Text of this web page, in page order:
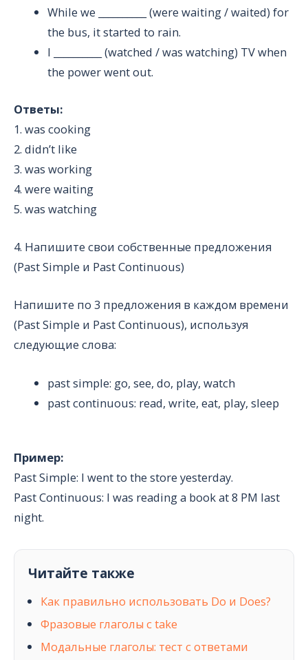
While we __________ (were waiting / waited) for
the bus, it started to rain.
I __________ (watched / was watching) TV when
the power went out.
Ответы:
1. was cooking
2. didn’t like
3. was working
4. were waiting
5. was watching
4. Напишите свои собственные предложения
(Past Simple и Past Continuous)
Напишите по 3 предложения в каждом времени
(Past Simple и Past Continuous), используя
следующие слова:
past simple: go, see, do, play, watch
past continuous: read, write, eat, play, sleep
Пример:
Past Simple: I went to the store yesterday.
Past Continuous: I was reading a book at 8 PM last
night.
Читайте также
Как правильно использовать Do и Does?
Фразовые глаголы с take
Модальные глаголы: тест с ответами